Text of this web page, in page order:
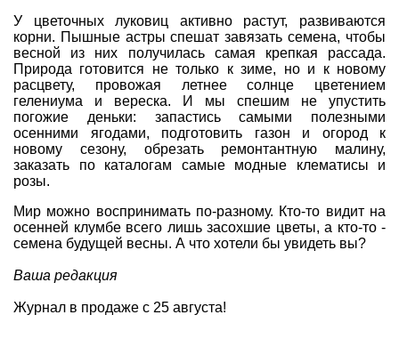
У цветочных луковиц активно растут, развиваются
корни. Пышные астры спешат завязать семена, чтобы
весной из них получилась самая крепкая рассада.
Природа готовится не только к зиме, но и к новому
расцвету, провожая летнее солнце цветением
гелениума и вереска. И мы спешим не упустить
погожие деньки: запастись самыми полезными
осенними ягодами, подготовить газон и огород к
новому сезону, обрезать ремонтантную малину,
заказать по каталогам самые модные клематисы и
розы.
Мир можно воспринимать по-разному. Кто-то видит на
осенней клумбе всего лишь засохшие цветы, а кто-то -
семена будущей весны. А что хотели бы увидеть вы?
Ваша редакция
Журнал в продаже с 25 августа!